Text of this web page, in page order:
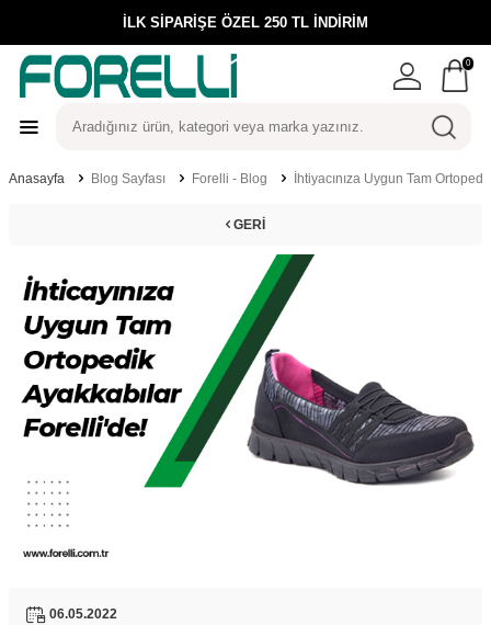
İLK SİPARİŞE ÖZEL 250 TL İNDİRİM
0
Anasayfa Blog Sayfası Forelli - Blog İhtiyacınıza Uygun Tam
GERI
06.05.2022